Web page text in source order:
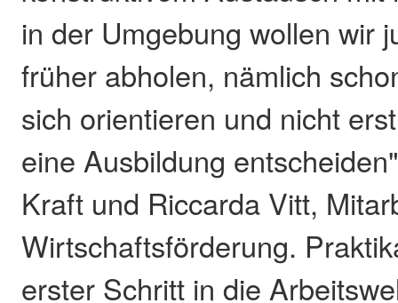
in der Umgebung wollen wir
früher abholen, nämlich
sich orientieren und nicht
eine Ausbildung
Kraft und Riccarda Vitt,
Wirtschaftsförderung.
erster Schritt in die